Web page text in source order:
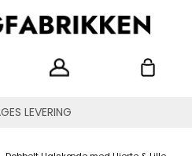
LEVERING